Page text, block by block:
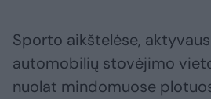
Sporto aikštelėse,
automobilių stovėjimo
nuolat mindomuose